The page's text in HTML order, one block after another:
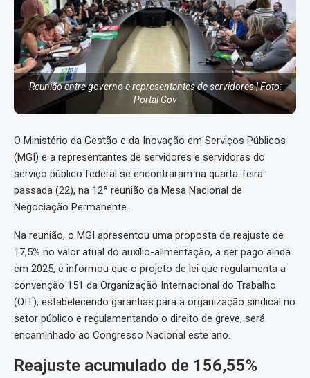
Reunião entre governo e representantes de servidores | Foto:
Portal Gov
O Ministério da Gestão e da Inovação em Serviços Públicos
(MGI) e a representantes de servidores e servidoras do
serviço público federal se encontraram na quarta-feira
passada (22), na 12ª reunião da Mesa Nacional de
Negociação Permanente.
Na reunião, o MGI apresentou uma proposta de reajuste de
17,5% no valor atual do auxílio-alimentação, a ser pago ainda
em 2025, e informou que o projeto de lei que regulamenta a
convenção 151 da Organização Internacional do Trabalho
(OIT), estabelecendo garantias para a organização sindical no
setor público e regulamentando o direito de greve, será
encaminhado ao Congresso Nacional este ano.
Reajuste acumulado de 156,55%